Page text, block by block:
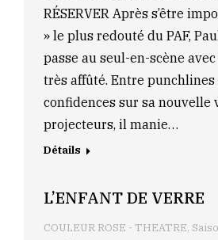
RÉSERVER Après s’être
» le plus redouté du PAF,
passe au seul-en-scène
très affûté. Entre
confidences sur sa nouvelle
projecteurs, il manie…
Détails
L’ENFANT DE VERRE
COULEUR ROSE - THEATRE,